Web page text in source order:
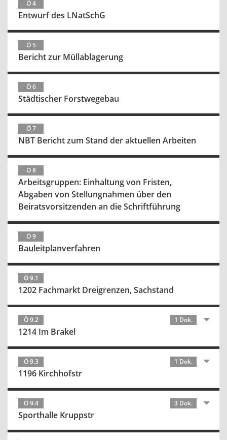
Ö 4
Entwurf des LNatSchG
Ö 5
Bericht zur Müllablagerung
Ö 6
Städtischer Forstwegebau
Ö 7
NBT Bericht zum Stand der aktuellen Arbeiten
Ö 8
Arbeitsgruppen: Einhaltung von Fristen,
Abgaben von Stellungnahmen über den
Beiratsvorsitzenden an die Schriftführung
Ö 9
Bauleitplanverfahren
Ö 9.1
1202 Fachmarkt Dreigrenzen, Sachstand
Ö 9.2 1 Dok.
1214 Im Brakel
Ö 9.3 1 Dok.
1196 Kirchhofstr
Ö 9.4 3 Dok.
Sporthalle Kruppstr